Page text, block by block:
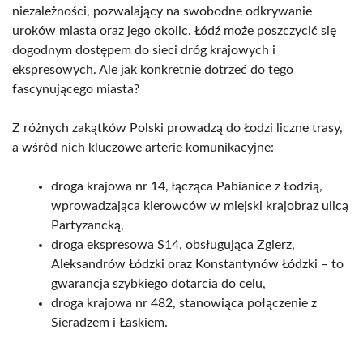
niezależności, pozwalający na swobodne odkrywanie
uroków miasta oraz jego okolic. Łódź może poszczycić się
dogodnym dostępem do sieci dróg krajowych i
ekspresowych. Ale jak konkretnie dotrzeć do tego
fascynującego miasta?
Z różnych zakątków Polski prowadzą do Łodzi liczne trasy,
a wśród nich kluczowe arterie komunikacyjne:
droga krajowa nr 14, łącząca Pabianice z Łodzią,
wprowadzająca kierowców w miejski krajobraz ulicą
Partyzancką,
droga ekspresowa S14, obsługująca Zgierz,
Aleksandrów Łódzki oraz Konstantynów Łódzki – to
gwarancja szybkiego dotarcia do celu,
droga krajowa nr 482, stanowiąca połączenie z
Sieradzem i Łaskiem.